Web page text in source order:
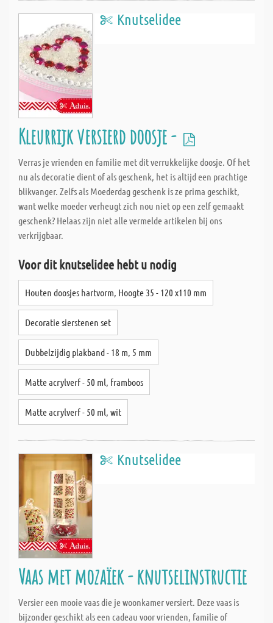
Knutselidee
Kleurrijk versierd doosje -
Verras je vrienden en familie met dit verrukkelijke doosje. Of het
nu als decoratie dient of als geschenk, het is altijd een prachtige
blikvanger. Zelfs als Moederdag geschenk is ze prima geschikt,
want welke moeder verheugt zich nou niet op een zelf gemaakt
geschenk? Helaas zijn niet alle vermelde artikelen bij ons
verkrijgbaar.
Voor dit knutselidee hebt u nodig
Houten doosjes hartvorm, Hoogte 35 - 120 x110 mm
Decoratie sierstenen set
Dubbelzijdig plakband - 18 m, 5 mm
Matte acrylverf - 50 ml, framboos
Matte acrylverf - 50 ml, wit
Knutselidee
Vaas met mozaïek - knutselinstructie
Versier een mooie vaas die je woonkamer versiert. Deze vaas is
bijzonder geschikt als een cadeau voor vrienden, familie of